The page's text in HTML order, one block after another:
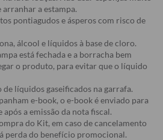
arranhar a estampa.
pontiagudos e ásperos com risco de
álcool e líquidos à base de cloro.
está fechada e a borracha bem
o produto, para evitar que o líquido
líquidos gaseificados na garrafa.
e-book, o e-book é enviado para
a emissão da nota fiscal.
do Kit, em caso de cancelamento
perda do benefício promocional.